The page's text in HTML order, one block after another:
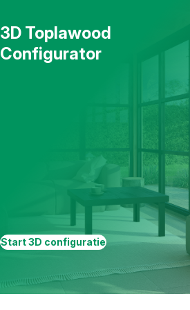
3D Toplawood
Configurator
Start 3D configuratie